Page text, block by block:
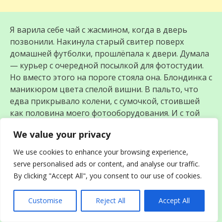
We value your privacy
We use cookies to enhance your browsing experience,
serve personalised ads or content, and analyse our traffic.
By clicking "Accept All", you consent to our use of cookies.
Customise Reject All Accept All
Я варила себе чай с жасмином, когда в дверь
позвонили. Накинула старый свитер поверх
домашней футболки, прошлёпала к двери. Думала
— курьер с очередной посылкой для фотостудии.
Но вместо этого на пороге стояла она. Блондинка с
маникюром цвета спелой вишни. В пальто, что
едва прикрывало колени, с сумочкой, стоившей
как половина моего фотооборудования. И с той